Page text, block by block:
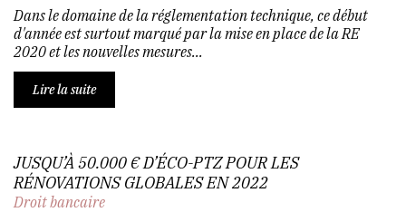
Dans le domaine de la réglementation technique, ce début
d'année est surtout marqué par la mise en place de la RE
2020 et les nouvelles mesures...
Lire la suite
JUSQU’À 50.000 € D’ÉCO-PTZ POUR LES
RÉNOVATIONS GLOBALES EN 2022
Droit bancaire